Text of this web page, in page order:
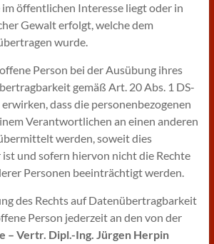
öffentlichen Interesse liegt oder in
Gewalt erfolgt, welche dem
wurde.
Person bei der Ausübung ihres
gemäß Art. 20 Abs. 1 DS-
dass die personenbezogenen
Verantwortlichen an einen anderen
werden, soweit dies
und sofern hiervon nicht die Rechte
Personen beeinträchtigt werden.
des Rechts auf Datenübertragbarkeit
Person jederzeit an den von der
– Vertr. Dipl.-Ing. Jürgen Herpin